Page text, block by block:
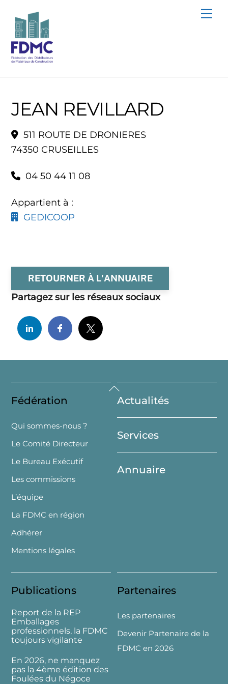
content
JEAN REVILLARD
511 ROUTE DE DRONIERES
74350 CRUSEILLES
04 50 44 11 08
Appartient à :
GEDICOOP
RETOURNER À L'ANNUAIRE
Partagez sur les réseaux sociaux
Back
To
Top
Fédération
Qui sommes-nous ?
Le Comité Directeur
Le Bureau Exécutif
Les commissions
L’équipe
La FDMC en région
Adhérer
Mentions légales
Actualités
Services
Annuaire
Publications
Report de la REP
Emballages
professionnels, la FDMC
toujours vigilante
En 2026, ne manquez
pas la 4ème édition des
Foulées du Négoce
Partenaires
Les partenaires
Devenir Partenaire de la
FDMC en 2026